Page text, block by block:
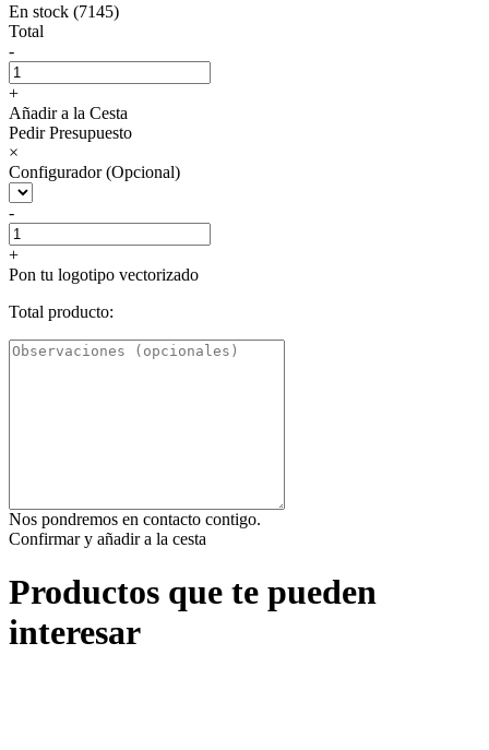
En stock (7145)
Total
-
+
Añadir a la Cesta
Pedir Presupuesto
×
Configurador (Opcional)
-
+
Pon tu logotipo vectorizado
Total producto:
Nos pondremos en contacto contigo.
Confirmar y añadir a la cesta
Productos que te pueden
interesar